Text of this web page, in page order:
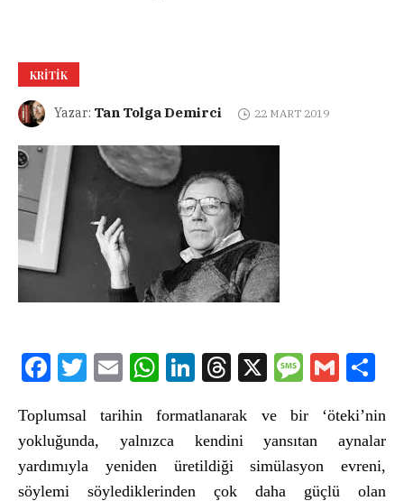
KRITIK
Yazar: Tan Tolga Demirci 22 MART 2019
FacebookTwitterEmail WhatsAppLinkedInThreads
X Message
Gmail
Toplumsal tarihin formatlanarak ve bir ‘öteki’nin
yokluğunda, yalnızca kendini yansıtan aynalar
yardımıyla yeniden üretildiği simülasyon evreni,
söylemi söylediklerinden çok daha güçlü olan